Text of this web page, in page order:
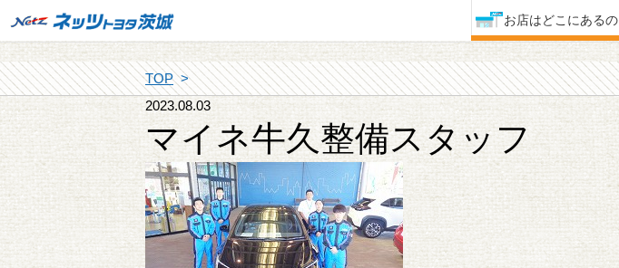
お店はどこにあるの
TOP
2023.08.03
マイネ牛久整備スタッフ